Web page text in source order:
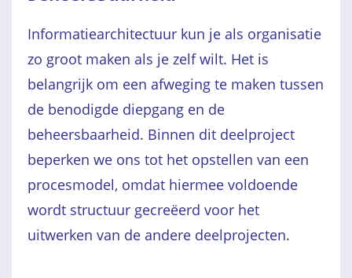
Informatiearchitectuur kun je als organisatie
zo groot maken als je zelf wilt. Het is
belangrijk om een afweging te maken tussen
de benodigde diepgang en de
beheersbaarheid. Binnen dit deelproject
beperken we ons tot het opstellen van een
procesmodel, omdat hiermee voldoende
wordt structuur gecreëerd voor het
uitwerken van de andere deelprojecten.